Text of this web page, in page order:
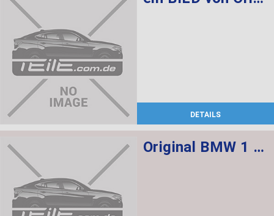
DETAILS
Original BMW 1 Serie F20 F21 2012-2018 Velours Fußmatten Matte Premium Set